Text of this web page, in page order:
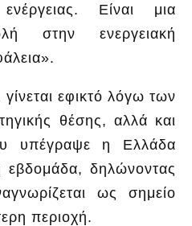
Είναι μια
στην ενεργειακή
εφικτό λόγω των
θέσης, αλλά και
υπέγραψε η Ελλάδα
εβδομάδα, δηλώνοντας
ως σημείο
περιοχή.